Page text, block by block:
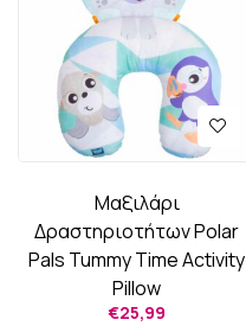
Μαξιλάρι
Δραστηριοτήτων Polar
Pals Tummy Time Activity
Pillow
€25,99